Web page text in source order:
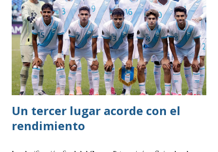
Un tercer lugar acorde con el
rendimiento